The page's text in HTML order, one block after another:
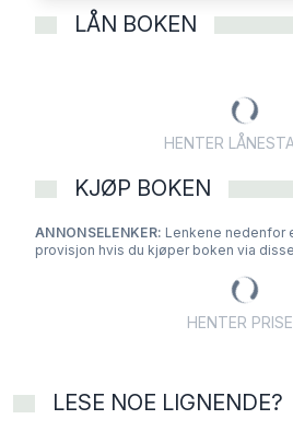
LÅN BOKEN
HENTER
KJØP BOKEN
ANNONSELENKER: Lenkene nedenfor
provisjon hvis du kjøper boken via
HENTER
LESE NOE LIGNENDE?